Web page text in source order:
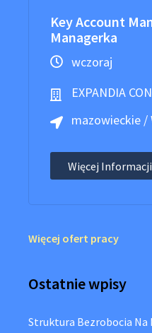
Key Account
Managerka
wczoraj
EXPANDIA
mazowieckie /
Więcej Informacji
Więcej ofert pracy
Ostatnie wpisy
Struktura Bezrobocia Na